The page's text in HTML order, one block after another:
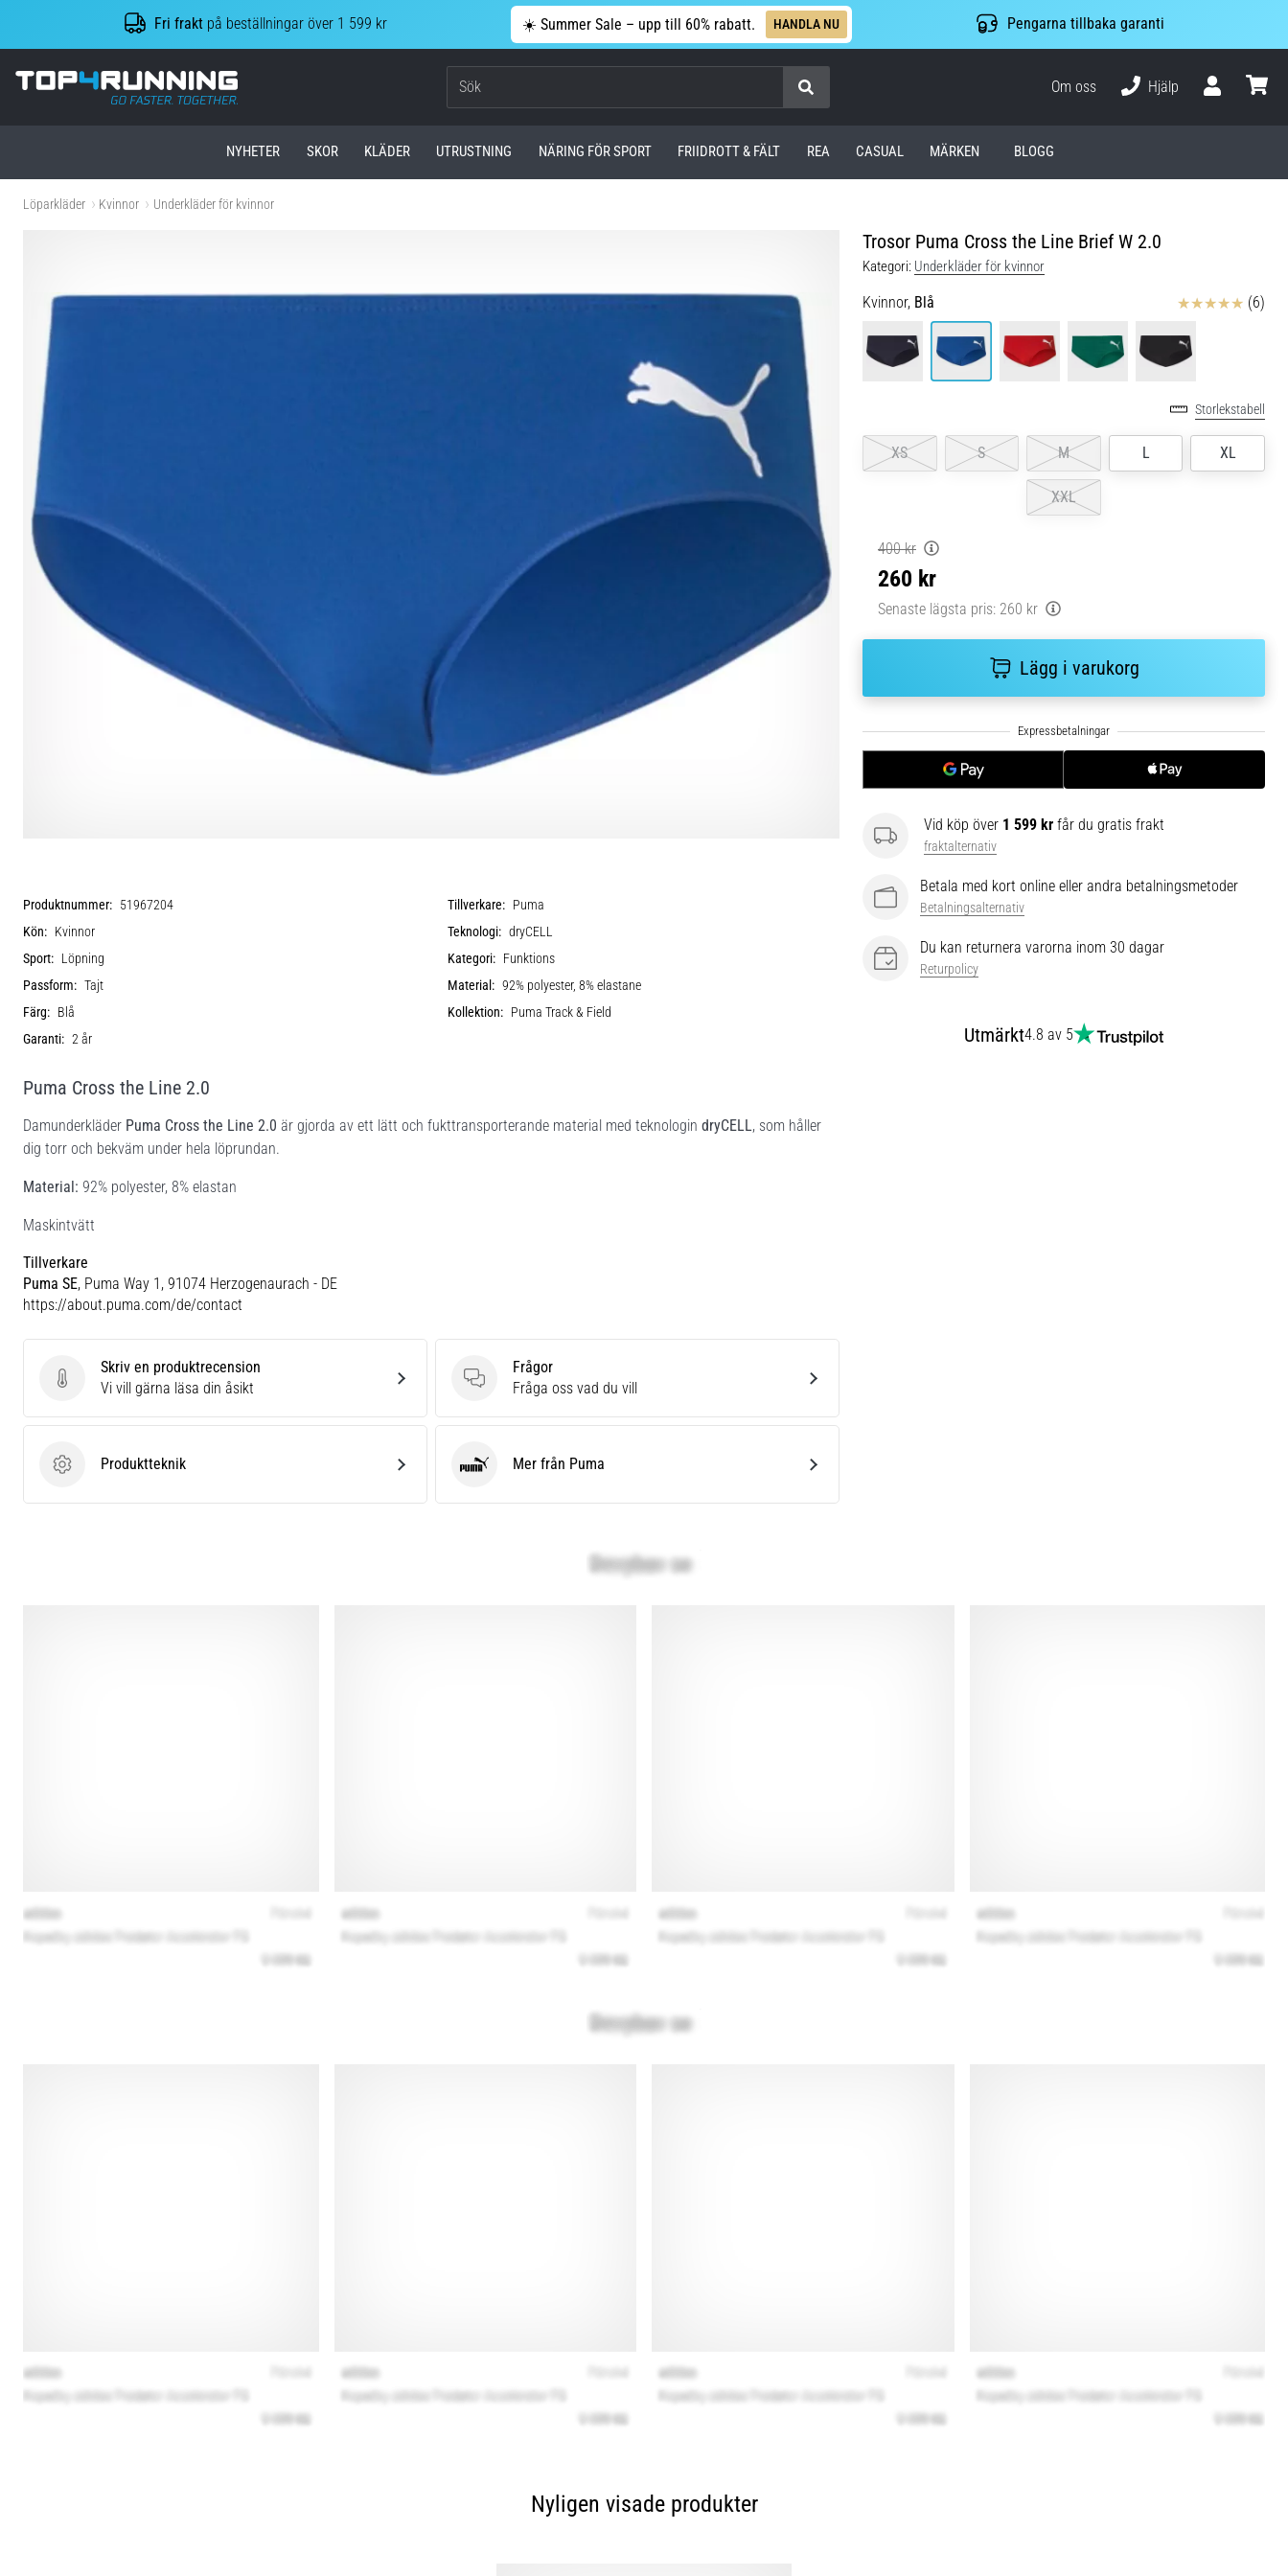
Fri frakt på beställningar över 1 599 kr ☀️ Summer Sale – upp till 60% rabatt. HANDLA NU Pengarna tillbaka garanti
Top4Running.se
Om oss
Hjälp
NYHETER SKOR KLÄDER UTRUSTNING NÄRING FÖR SPORT FRIIDROTT & FÄLT REA CASUAL MÄRKEN BLOGG
Löparkläder Kvinnor Underkläder för kvinnor
Trosor Puma Cross the Line Brief W 2.0
Kategori: Underkläder för kvinnor
Kvinnor, Blå Recensioner (6)
Storlekstabell
XS S M L XL
XXL
400 kr
260 kr
Senaste lägsta pris: 260 kr
Lägg i varukorg
Vid köp över 1 599 kr får du gratis frakt
fraktalternativ
Betala med kort online eller andra betalningsmetoder
Betalningsalternativ
Du kan returnera varorna inom 30 dagar
Returpolicy
Utmärkt4.8 av 5
Produktnummer: 51967204 Tillverkare: Puma
Kön: Kvinnor Teknologi: dryCELL
Sport: Löpning Kategori: Funktions
Passform: Tajt Material: 92% polyester, 8% elastane
Färg: Blå Kollektion: Puma Track & Field
Garanti: 2 år
Puma Cross the Line 2.0
Damunderkläder Puma Cross the Line 2.0 är gjorda av ett lätt och fukttransporterande material med teknologin dryCELL, som håller
dig torr och bekväm under hela löprundan.
Material: 92% polyester, 8% elastan
Maskintvätt
Tillverkare
Puma SE, Puma Way 1, 91074 Herzogenaurach - DE
https://about.puma.com/de/contact
Skriv en produktrecension
Skriv en produktrecension
Vi vill gärna läsa din åsikt
Frågor
Frågor
Fråga oss vad du vill
ProduktteknikProduktteknik Puma Mer från Puma
Nyligen visade produkter